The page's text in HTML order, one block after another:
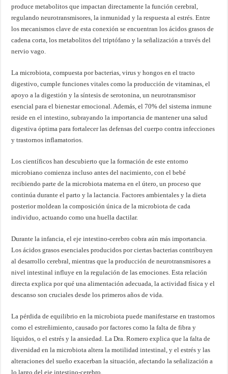
produce metabolitos que impactan directamente la función cerebral,
regulando neurotransmisores, la inmunidad y la respuesta al estrés. Entre
los mecanismos clave de esta conexión se encuentran los ácidos grasos de
cadena corta, los metabolitos del triptófano y la señalización a través del
nervio vago.
La microbiota, compuesta por bacterias, virus y hongos en el tracto
digestivo, cumple funciones vitales como la producción de vitaminas, el
apoyo a la digestión y la síntesis de serotonina, un neurotransmisor
esencial para el bienestar emocional. Además, el 70% del sistema inmune
reside en el intestino, subrayando la importancia de mantener una salud
digestiva óptima para fortalecer las defensas del cuerpo contra infecciones
y trastornos inflamatorios.
Los científicos han descubierto que la formación de este entorno
microbiano comienza incluso antes del nacimiento, con el bebé
recibiendo parte de la microbiota materna en el útero, un proceso que
continúa durante el parto y la lactancia. Factores ambientales y la dieta
posterior moldean la composición única de la microbiota de cada
individuo, actuando como una huella dactilar.
Durante la infancia, el eje intestino-cerebro cobra aún más importancia.
Los ácidos grasos esenciales producidos por ciertas bacterias contribuyen
al desarrollo cerebral, mientras que la producción de neurotransmisores a
nivel intestinal influye en la regulación de las emociones. Esta relación
directa explica por qué una alimentación adecuada, la actividad física y el
descanso son cruciales desde los primeros años de vida.
La pérdida de equilibrio en la microbiota puede manifestarse en trastornos
como el estreñimiento, causado por factores como la falta de fibra y
líquidos, o el estrés y la ansiedad. La Dra. Romero explica que la falta de
diversidad en la microbiota altera la motilidad intestinal, y el estrés y las
alteraciones del sueño exacerban la situación, afectando la señalización a
lo largo del eje intestino-cerebro.